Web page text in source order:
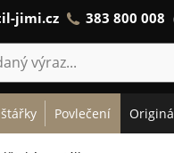
jimi.cz 383 800 008
Povlečení